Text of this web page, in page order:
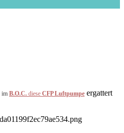
im B.O.C. diese CFP Luftpumpe ergattert